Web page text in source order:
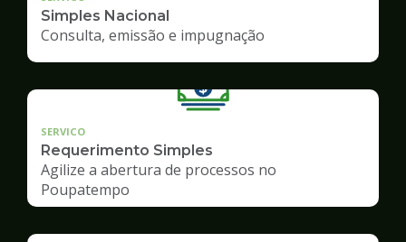
Simples Nacional
Consulta, emissão e impugnação
SERVICO
Requerimento Simples
Agilize a abertura de processos no
Poupatempo